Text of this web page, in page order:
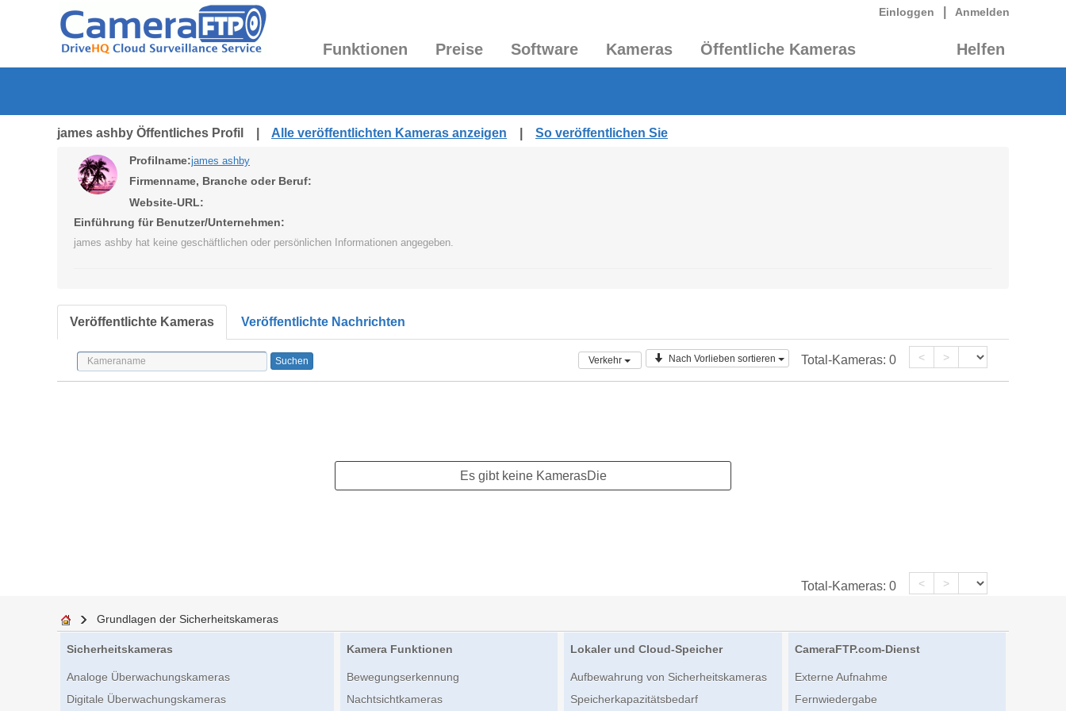
Einloggen Anmelden
Funktionen Preise Software Kameras Öffentliche Kameras Helfen
james ashby Öffentliches Profil | Alle veröffentlichten Kameras anzeigen So veröffentlichen Sie
Profilname:james ashby
Firmenname, Branche oder Beruf:
Website-URL:
Einführung für Benutzer/Unternehmen:
james ashby hat keine geschäftlichen oder persönlichen Informationen angegeben.
Veröffentlichte Kameras Veröffentlichte Nachrichten
Verkehr Nach Vorlieben sortieren Total-Kameras: 0 < >
Es gibt keine KamerasDie
Total-Kameras: 0 < >
Grundlagen der Sicherheitskameras
Sicherheitskameras
Analoge Überwachungskameras
Digitale Überwachungskameras
Kamera Funktionen
Bewegungserkennung
Nachtsichtkameras
Lokaler und Cloud-Speicher
Aufbewahrung von Sicherheitskameras
Speicherkapazitätsbedarf
CameraFTP.com-Dienst
Externe Aufnahme
Fernwiedergabe